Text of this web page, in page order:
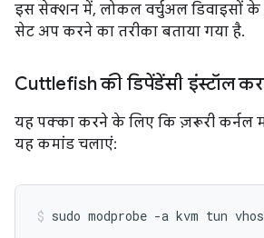
इस सेक्शन में, लोकल वर्चुअल डिवाइसों के
सेट अप करने का तरीका बताया गया है.
Cuttlefish की डिपेंडेंसी इंस्टॉल
यह पक्का करने के लिए कि ज़रूरी कर्नल
यह कमांड चलाएं:
sudo modprobe -a kvm tun